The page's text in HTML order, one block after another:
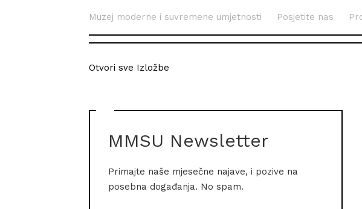
Muzej moderne i suvremene umjetnosti Posjetite nas
Otvori sve Izložbe
MMSU Newsletter
Primajte naše mjesečne najave, i pozive na
posebna događanja. No spam.